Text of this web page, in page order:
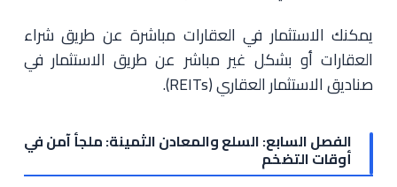
يمكنك الاستثمار في العقارات مباشرة عن طريق شراء
العقارات أو بشكل غير مباشر عن طريق الاستثمار في
صناديق الاستثمار العقاري (REITs).
الفصل السابع: السلع والمعادن الثمينة: ملجأ آمن في
أوقات التضخم